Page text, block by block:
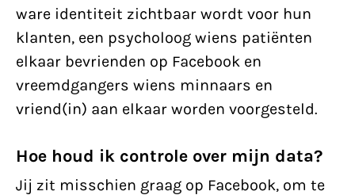
ware identiteit zichtbaar wordt voor hun
klanten, een psycholoog wiens patiënten
elkaar bevrienden op Facebook en
vreemdgangers wiens minnaars en
vriend(in) aan elkaar worden voorgesteld.
Hoe houd ik controle over mijn data?
Jij zit misschien graag op Facebook, om te